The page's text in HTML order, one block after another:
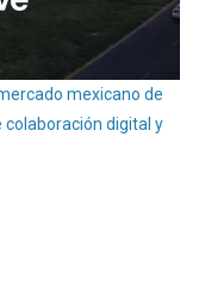
mexicano de
digital y